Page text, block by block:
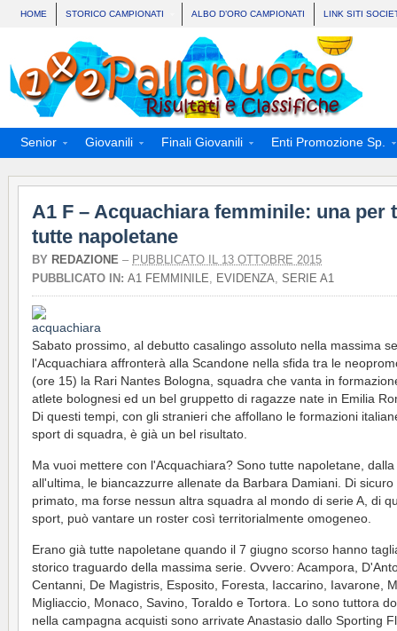
HOME STORICO CAMPIONATI ALBO D’ORO CAMPIONATI LINK SITI
Senior Giovanili Finali Giovanili Enti Promozione Sp.
A1 F – Acquachiara femminile: una per
tutte napoletane
BY REDAZIONE – PUBBLICATO IL 13 OTTOBRE 2015
PUBBLICATO IN: A1 FEMMINILE, EVIDENZA, SERIE A1
Sabato prossimo, al debutto casalingo assoluto nella massima
l'Acquachiara affronterà alla Scandone nella sfida tra le
(ore 15) la Rari Nantes Bologna, squadra che vanta in
atlete bolognesi ed un bel gruppetto di ragazze nate in Emilia
Di questi tempi, con gli stranieri che affollano le formazioni
sport di squadra, è già un bel risultato.
Ma vuoi mettere con l'Acquachiara? Sono tutte napoletane,
all'ultima, le biancazzurre allenate da Barbara Damiani. Di sicuro
primato, ma forse nessun altra squadra al mondo di serie A, di
sport, può vantare un roster così territorialmente omogeneo.
Erano già tutte napoletane quando il 7 giugno scorso hanno
storico traguardo della massima serie. Ovvero: Acampora,
Centanni, De Magistris, Esposito, Foresta, Iaccarino, Iavarone,
Migliaccio, Monaco, Savino, Toraldo e Tortora. Lo sono tuttora
nella campagna acquisti sono arrivate Anastasio dallo Sporting